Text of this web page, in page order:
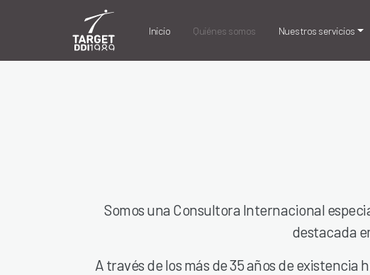
Inicio Quiénes somos Nuestros servicios
Somos una Consultora Internacional
destacada
A través de los más de 35 años de